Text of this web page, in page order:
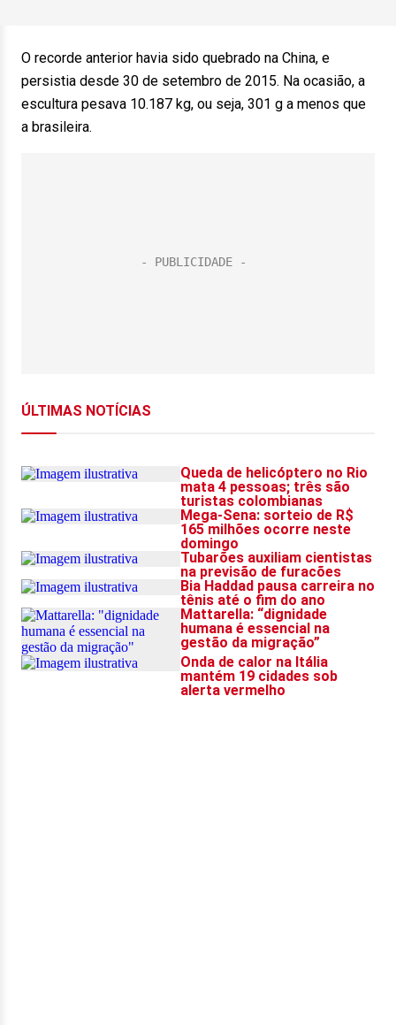
O recorde anterior havia sido quebrado na China, e
persistia desde 30 de setembro de 2015. Na ocasião, a
escultura pesava 10.187 kg, ou seja, 301 g a menos que
a brasileira.